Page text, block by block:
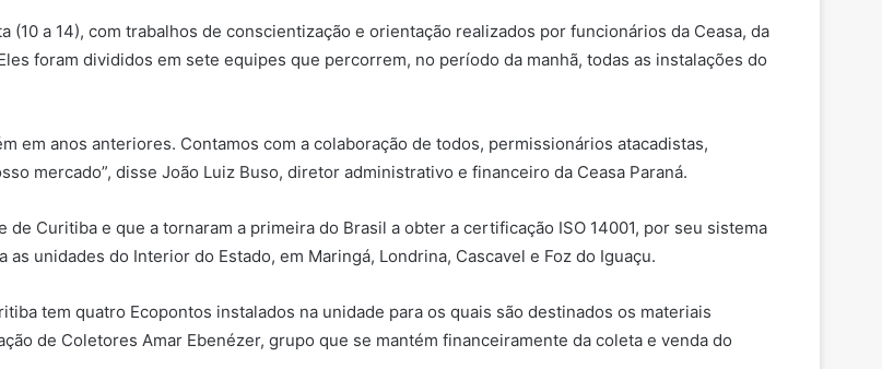
a 14), com trabalhos de conscientização e orientação realizados por funcionários da Ceasa, da
foram divididos em sete equipes que percorrem, no período da manhã, todas as instalações do
em anos anteriores. Contamos com a colaboração de todos, permissionários atacadistas,
mercado”, disse João Luiz Buso, diretor administrativo e financeiro da Ceasa Paraná.
Curitiba e que a tornaram a primeira do Brasil a obter a certificação ISO 14001, por seu sistema
unidades do Interior do Estado, em Maringá, Londrina, Cascavel e Foz do Iguaçu.
tem quatro Ecopontos instalados na unidade para os quais são destinados os materiais
de Coletores Amar Ebenézer, grupo que se mantém financeiramente da coleta e venda do